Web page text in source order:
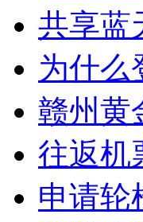
共享蓝
为什么
赣州黄
往返机
申请轮